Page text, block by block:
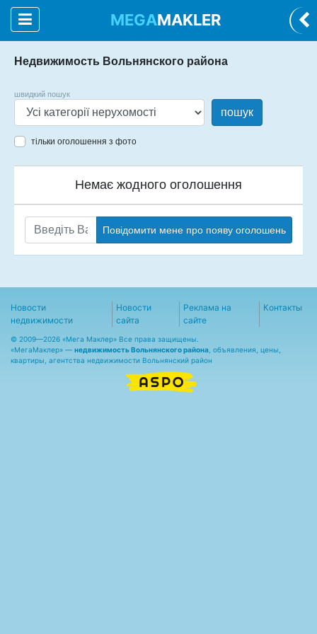
MEGAMAKLER
Недвижимость Вольнянского района
швидкий пошук
пошук
тільки оголошення з фото
Немає жодного оголошення
Повідомити мене про появу оголошень
Новости
недвижимости
Новости
сайта
Реклама на
сайте
Контакты
© 2009—2026 «Мега Маклер» Все права защищены.
«МегаМаклер» — недвижимость Вольнянского района , объявления, цены,
квартиры, агентства недвижимости Вольнянский район